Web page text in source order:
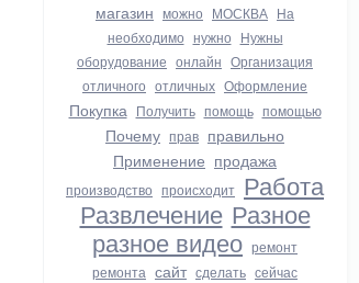
магазин можно МОСКВА На
необходимо нужно Нужны
оборудование онлайн Организация
отличного отличных Оформление
Покупка Получить помощь помощью
Почему прав правильно
Применение продажа
производство происходит Работа
Развлечение Разное
разное видео ремонт
ремонта сайт сделать сейчас